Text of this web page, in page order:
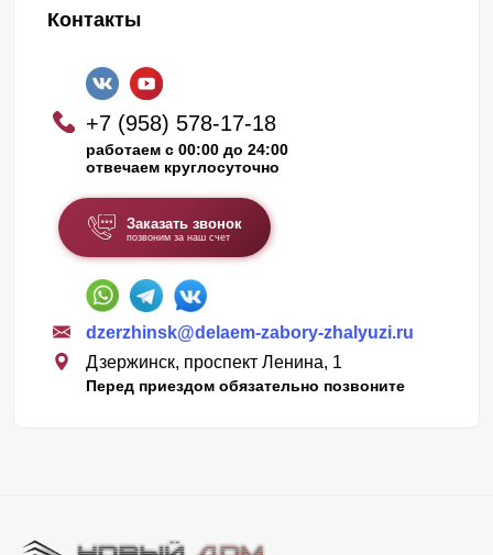
Контакты
+7 (958) 578-17-18
работаем с 00:00 до 24:00
отвечаем круглосуточно
Заказать звонок
позвоним за наш счет
dzerzhinsk@delaem-zabory-zhalyuzi.ru
Дзержинск, проспект Ленина, 1
Перед приездом обязательно позвоните